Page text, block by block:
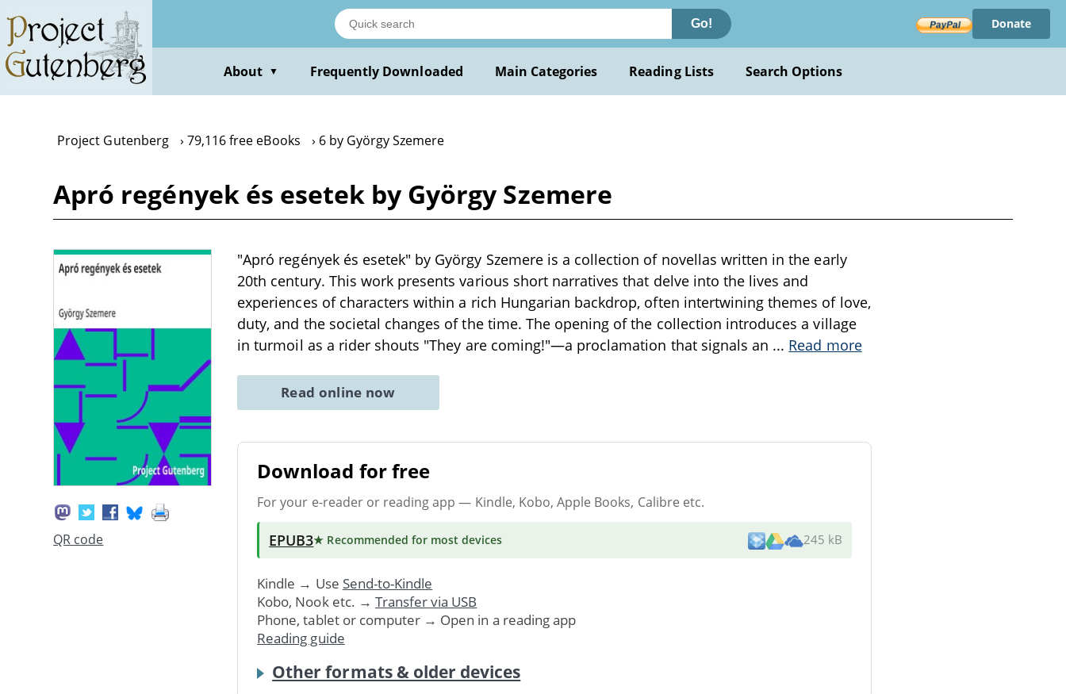
main
content
Go! Donate
About ▼ Frequently Downloaded Main Categories Reading Lists Search Options
Project Gutenberg 79,116 free eBooks 6 by György Szemere
Apró regények és esetek by György Szemere
QR code
"Apró regények és esetek" by György Szemere is a collection of novellas written in the early
20th century. This work presents various short narratives that delve into the lives and
experiences of characters within a rich Hungarian backdrop, often intertwining themes of love,
duty, and the societal changes of the time. The opening of the collection introduces a village
in turmoil as a rider shouts "They are coming!"—a proclamation that signals an ... Read more
Read online now
Download for free
For your e-reader or reading app — Kindle, Kobo, Apple Books, Calibre etc.
EPUB3★ Recommended for most devices 245 kB
Kindle → Use Send-to-Kindle
Kobo, Nook etc. → Transfer via USB
Phone, tablet or computer → Open in a reading app
Reading guide
Other formats & older devices